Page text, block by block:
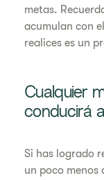
metas.
acumulan con
realices es un
Cualquier
conducirá
Si has logrado
un poco menos